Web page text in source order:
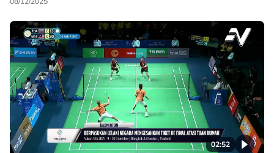
02:52